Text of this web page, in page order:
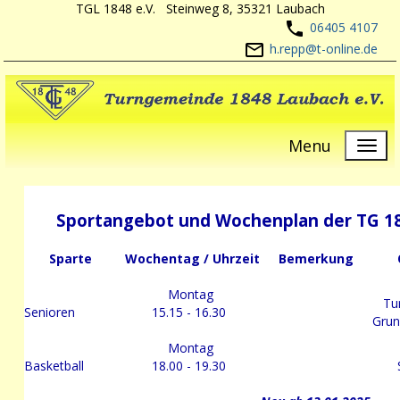
TGL 1848 e.V. Steinweg 8, 35321 Laubach
06405 4107
h.repp@t-online.de
Menu
Sportangebot und Wochenplan der TG
Sparte Wochentag / Uhrzeit Bemerkung
Senioren
Montag
15.15 - 16.30
Basketball
Montag
18.00 - 19.30